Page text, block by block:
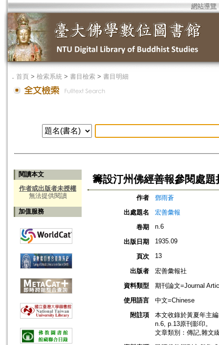
網站導覽
． 首頁 > 檢索系統 > 書目檢索 > 書目明細
閱讀本文
作者或出版者未授權
無法提供閱讀
加值服務
籌設汀州佛經善報參閱處題
作者
鄧雨蒼
出處題名
宏善彙報
卷期
n.6
出版日期 1935.09
頁次 13
出版者
宏善彙報社
資料類型
期刊論文=Journal
使用語言
中文=Chinese
附註項
本文收錄於黃夏年主
n.6, p.13原刊影印。
文章類別：傳記,雜文